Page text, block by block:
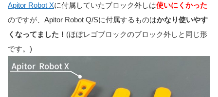
Apitor Robot Xに付属していたブロック外しは使いにくかった
のですが、Apitor Robot Q/Sに付属するものはかなり使いやす
くなってました！ (ほぼレゴブロックのブロック外しと同じ形
です。)